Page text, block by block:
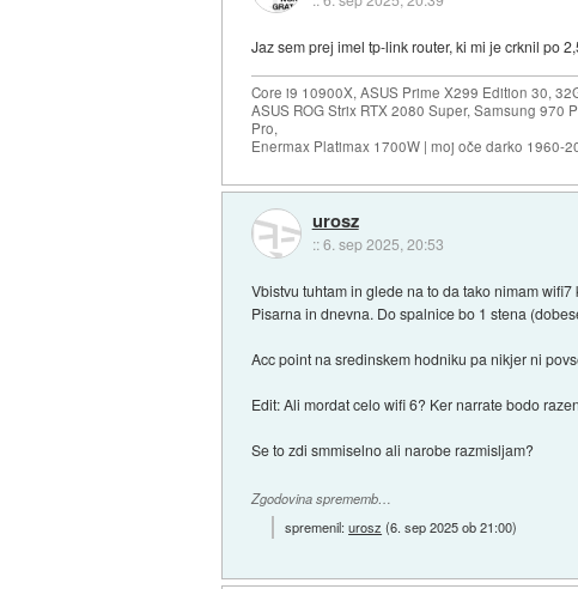
Jaz sem prej imel tp-link router, ki mi je crknil po
Core i9 10900X, ASUS Prime X299 Edition 30,
ASUS ROG Strix RTX 2080 Super, Samsung 970
Pro,
Enermax Platimax 1700W | moj oče darko 1960-
urosz
::6. sep 2025, 20:53
Vbistvu tuhtam in glede na to da tako nimam
Pisarna in dnevna. Do spalnice bo 1 stena
Acc point na sredinskem hodniku pa nikjer ni
Edit: Ali mordat celo wifi 6? Ker narrate bodo
Se to zdi smmiselno ali narobe razmisljam?
Zgodovina sprememb…
spremenil:urosz (6. sep 2025 ob 21:00)